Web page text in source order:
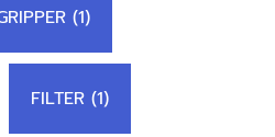
(1)
FILTER (1)